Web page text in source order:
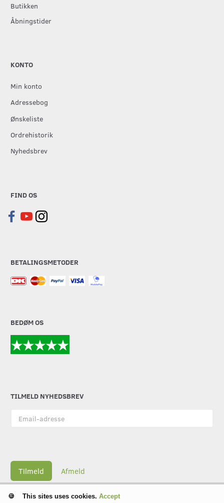
Butikken
Åbningstider
KONTO
Min konto
Adressebog
Ønskeliste
Ordrehistorik
Nyhedsbrev
FIND OS
BETALINGSMETODER
BEDØM OS
TILMELD NYHEDSBREV
adresse
Tilmeld Afmeld
This sites uses cookies. Accept